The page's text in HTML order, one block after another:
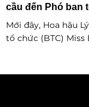
cầu đến Phó ban
Mới đây, Hoa hậu
tổ chức (BTC) Miss